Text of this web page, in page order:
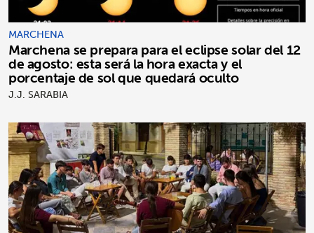
MARCHENA
Marchena se prepara para el eclipse solar del 12
de agosto: esta será la hora exacta y el
porcentaje de sol que quedará oculto
J.J. SARABIA